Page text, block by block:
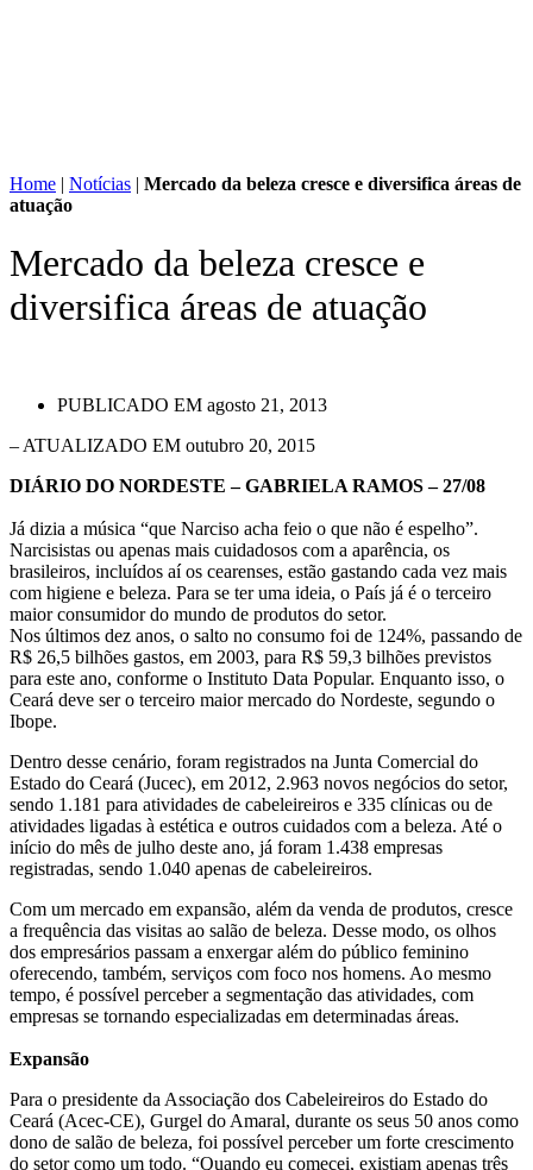
Home | Notícias | Mercado da beleza cresce e diversifica áreas de
atuação
Mercado da beleza cresce e
diversifica áreas de atuação
PUBLICADO EM agosto 21, 2013
– ATUALIZADO EM outubro 20, 2015
DIÁRIO DO NORDESTE – GABRIELA RAMOS – 27/08
Já dizia a música “que Narciso acha feio o que não é espelho”.
Narcisistas ou apenas mais cuidadosos com a aparência, os
brasileiros, incluídos aí os cearenses, estão gastando cada vez mais
com higiene e beleza. Para se ter uma ideia, o País já é o terceiro
maior consumidor do mundo de produtos do setor.
Nos últimos dez anos, o salto no consumo foi de 124%, passando de
R$ 26,5 bilhões gastos, em 2003, para R$ 59,3 bilhões previstos
para este ano, conforme o Instituto Data Popular. Enquanto isso, o
Ceará deve ser o terceiro maior mercado do Nordeste, segundo o
Ibope.
Dentro desse cenário, foram registrados na Junta Comercial do
Estado do Ceará (Jucec), em 2012, 2.963 novos negócios do setor,
sendo 1.181 para atividades de cabeleireiros e 335 clínicas ou de
atividades ligadas à estética e outros cuidados com a beleza. Até o
início do mês de julho deste ano, já foram 1.438 empresas
registradas, sendo 1.040 apenas de cabeleireiros.
Com um mercado em expansão, além da venda de produtos, cresce
a frequência das visitas ao salão de beleza. Desse modo, os olhos
dos empresários passam a enxergar além do público feminino
oferecendo, também, serviços com foco nos homens. Ao mesmo
tempo, é possível perceber a segmentação das atividades, com
empresas se tornando especializadas em determinadas áreas.
Expansão
Para o presidente da Associação dos Cabeleireiros do Estado do
Ceará (Acec-CE), Gurgel do Amaral, durante os seus 50 anos como
dono de salão de beleza, foi possível perceber um forte crescimento
do setor como um todo. “Quando eu comecei, existiam apenas três